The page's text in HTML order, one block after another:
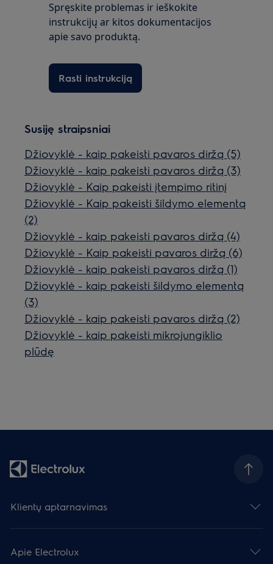
Spręskite problemas ir ieškokite
instrukcijų ar kitos dokumentacijos
apie savo produktą.
Rasti instrukciją
Susiję straipsniai
Džiovyklė - kaip pakeisti pavaros diržą (5)
Džiovyklė - kaip pakeisti pavaros diržą (3)
Džiovyklė - Kaip pakeisti įtempimo ritinį
Džiovyklė - Kaip pakeisti šildymo elementą
(2)
Džiovyklė - kaip pakeisti pavaros diržą (4)
Džiovyklė - Kaip pakeisti pavaros diržą (6)
Džiovyklė - kaip pakeisti pavaros diržą (1)
Džiovyklė - kaip pakeisti šildymo elementą
(3)
Džiovyklė - kaip pakeisti pavaros diržą (2)
Džiovyklė - kaip pakeisti mikrojungiklio
plūdę
Klientų aptarnavimas
Apie Electrolux